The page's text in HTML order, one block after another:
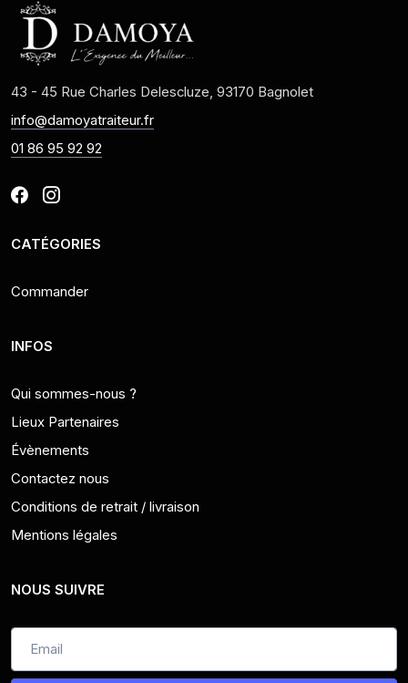
43 - 45 Rue Charles Delescluze, 93170 Bagnolet
info@damoyatraiteur.fr
01 86 95 92 92
CATÉGORIES
Commander
INFOS
Qui sommes-nous ?
Lieux Partenaires
Évènements
Contactez nous
Conditions de retrait / livraison
Mentions légales
NOUS SUIVRE